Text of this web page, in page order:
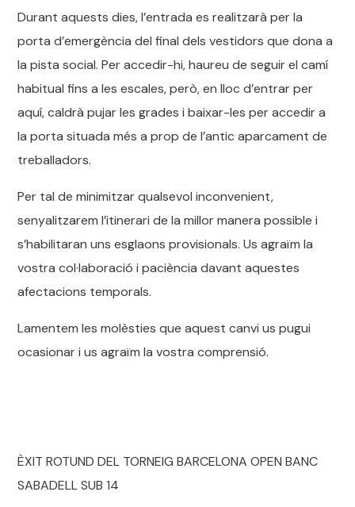
Durant aquests dies, l’entrada es realitzarà per la
porta d’emergència del final dels vestidors que dona a
la pista social. Per accedir-hi, haureu de seguir el camí
habitual fins a les escales, però, en lloc d’entrar per
aquí, caldrà pujar les grades i baixar-les per accedir a
la porta situada més a prop de l’antic aparcament de
treballadors.
Per tal de minimitzar qualsevol inconvenient,
senyalitzarem l’itinerari de la millor manera possible i
s’habilitaran uns esglaons provisionals. Us agraïm la
vostra col·laboració i paciència davant aquestes
afectacions temporals.
Lamentem les molèsties que aquest canvi us pugui
ocasionar i us agraïm la vostra comprensió.
ÈXIT ROTUND DEL TORNEIG BARCELONA OPEN BANC
SABADELL SUB 14